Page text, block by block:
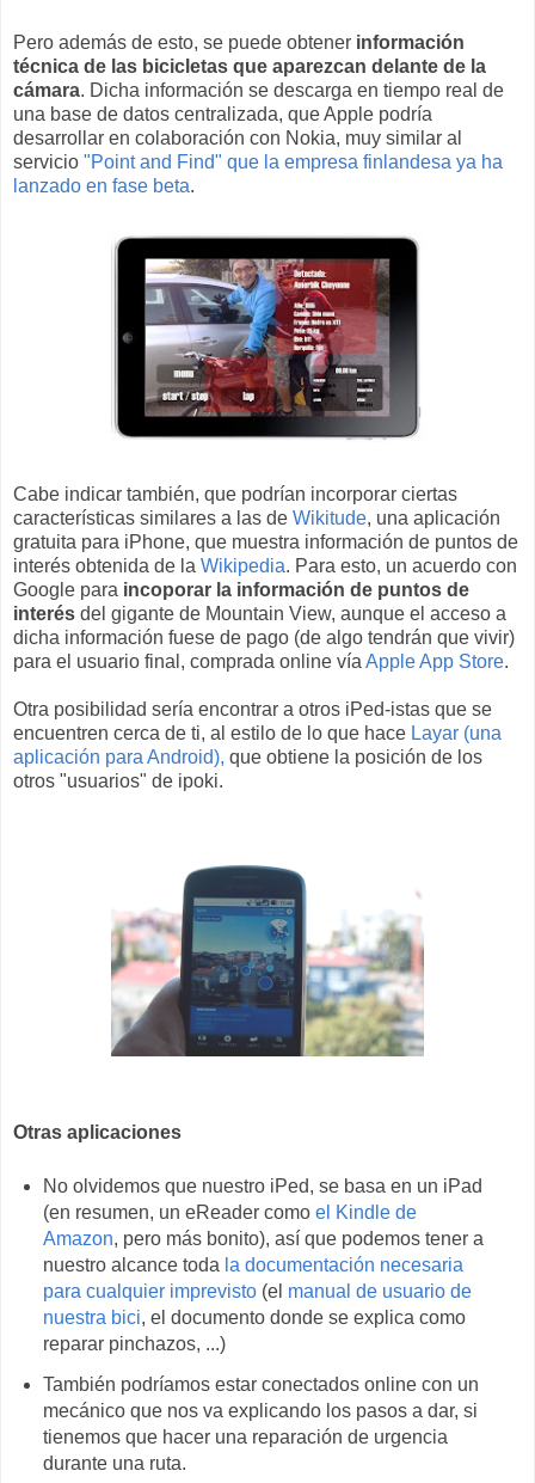
Pero además de esto, se puede obtener información
técnica de las bicicletas que aparezcan delante de la
cámara. Dicha información se descarga en tiempo real de
una base de datos centralizada, que Apple podría
desarrollar en colaboración con Nokia, muy similar al
servicio "Point and Find" que la empresa finlandesa ya ha
lanzado en fase beta.
Cabe indicar también, que podrían incorporar ciertas
características similares a las de Wikitude, una aplicación
gratuita para iPhone, que muestra información de puntos de
interés obtenida de la Wikipedia. Para esto, un acuerdo con
Google para incoporar la información de puntos de
interés del gigante de Mountain View, aunque el acceso a
dicha información fuese de pago (de algo tendrán que vivir)
para el usuario final, comprada online vía Apple App Store.
Otra posibilidad sería encontrar a otros iPed-istas que se
encuentren cerca de ti, al estilo de lo que hace Layar (una
aplicación para Android), que obtiene la posición de los
otros "usuarios" de ipoki.
Otras aplicaciones
No olvidemos que nuestro iPed, se basa en un iPad
(en resumen, un eReader como el Kindle de
Amazon, pero más bonito), así que podemos tener a
nuestro alcance toda la documentación necesaria
para cualquier imprevisto(el manual de usuario de
nuestra bici, el documento donde se explica como
reparar pinchazos, ...)
También podríamos estar conectados online con un
mecánico que nos va explicando los pasos a dar, si
tienemos que hacer una reparación de urgencia
durante una ruta.